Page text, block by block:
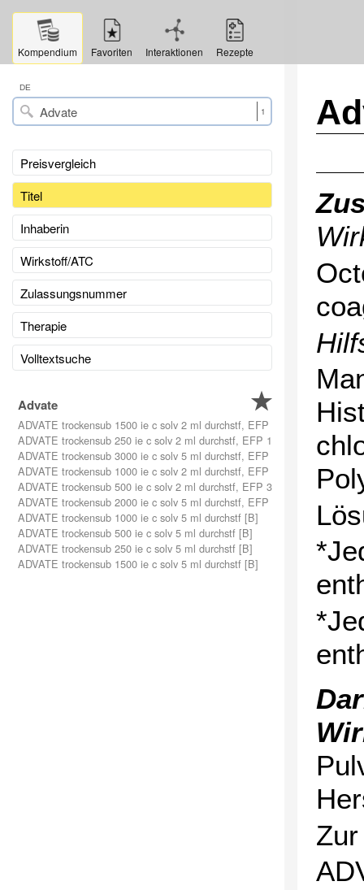
Kompendium Favoriten Interaktionen Rezepte
DE
1
Preisvergleich
Titel
Inhaberin
Wirkstoff/ATC
Zulassungsnummer
Therapie
Volltextsuche
Advate
ADVATE trockensub 1500 ie c solv 2 ml durchstf, EFP 1084.09, PP
ADVATE trockensub 250 ie c solv 2 ml durchstf, EFP 181.59, PP 227.35
ADVATE trockensub 3000 ie c solv 5 ml durchstf, EFP 2168.27, PP
ADVATE trockensub 1000 ie c solv 2 ml durchstf, EFP 723.83, PP
ADVATE trockensub 500 ie c solv 2 ml durchstf, EFP 362.09, PP 412.55
ADVATE trockensub 2000 ie c solv 5 ml durchstf, EFP 1445.53, PP
ADVATE trockensub 1000 ie c solv 5 ml durchstf [B]
ADVATE trockensub 500 ie c solv 5 ml durchstf [B]
ADVATE trockensub 250 ie c solv 5 ml durchstf [B]
ADVATE trockensub 1500 ie c solv 5 ml durchstf [B]